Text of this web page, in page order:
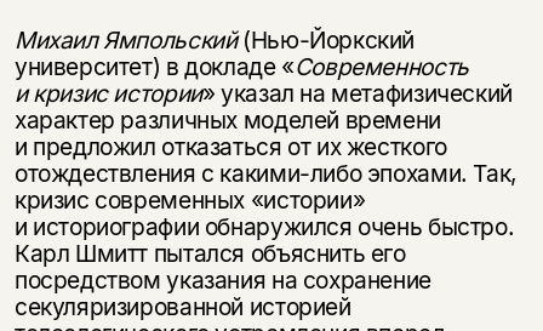
Михаил Ямпольский(Нью-Йоркский
университет) в докладе «Современность
и кризис истории» указал на метафизический
характер различных моделей времени
и предложил отказаться от их жесткого
отождествления с какими-либо эпохами. Так,
кризис современных «истории»
и историографии обнаружился очень быстро.
Карл Шмитт пытался объяснить его
посредством указания на сохранение
секуляризированной историей